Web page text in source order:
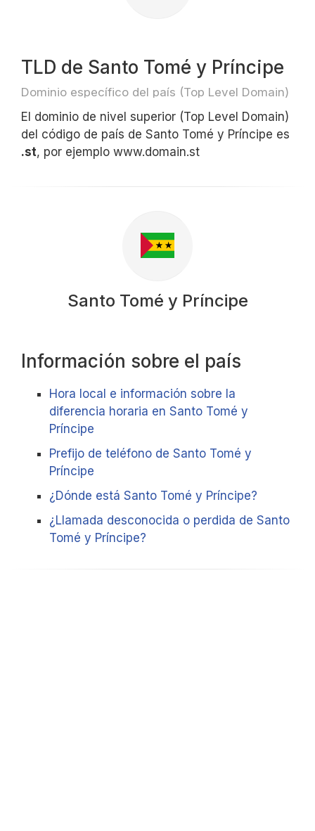
TLD de Santo Tomé y Príncipe
Dominio específico del país (Top Level Domain)
El dominio de nivel superior (Top Level Domain)
del código de país de Santo Tomé y Príncipe es
.st, por ejemplo www.domain.st
Santo Tomé y Príncipe
Información sobre el país
Hora local e información sobre la
diferencia horaria en Santo Tomé y
Príncipe
Prefijo de teléfono de Santo Tomé y
Príncipe
¿Dónde está Santo Tomé y Príncipe?
¿Llamada desconocida o perdida de Santo
Tomé y Príncipe?